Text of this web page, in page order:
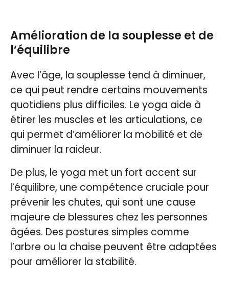
Amélioration de la souplesse et de
l’équilibre
Avec l’âge, la souplesse tend à diminuer,
ce qui peut rendre certains mouvements
quotidiens plus difficiles. Le yoga aide à
étirer les muscles et les articulations, ce
qui permet d’améliorer la mobilité et de
diminuer la raideur.
De plus, le yoga met un fort accent sur
l’équilibre, une compétence cruciale pour
prévenir les chutes, qui sont une cause
majeure de blessures chez les personnes
âgées. Des postures simples comme
l’arbre ou la chaise peuvent être adaptées
pour améliorer la stabilité.